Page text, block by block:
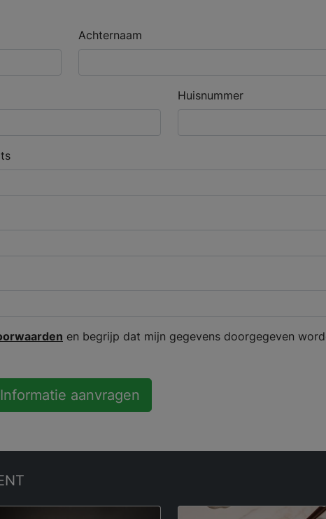
Achternaam
Huisnummer
en begrijp dat mijn gegevens doorgegeven
Informatie aanvragen